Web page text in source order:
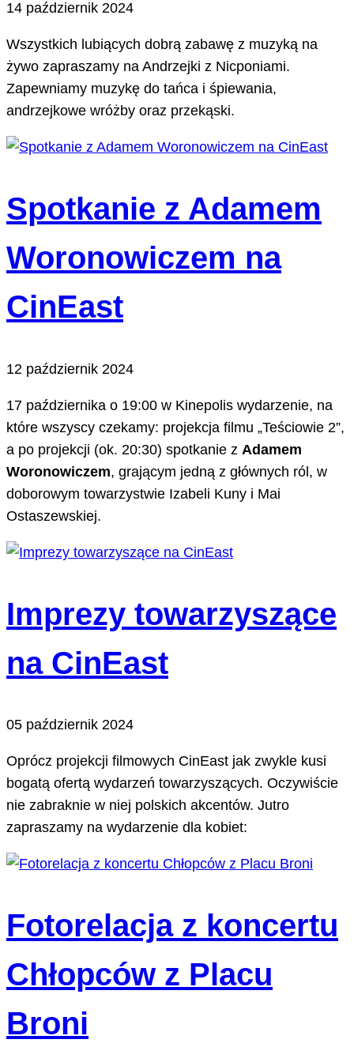
14 październik 2024
Wszystkich lubiących dobrą zabawę z muzyką na
żywo zapraszamy na Andrzejki z Nicponiami.
Zapewniamy muzykę do tańca i śpiewania,
andrzejkowe wróżby oraz przekąski.
Spotkanie z Adamem
Woronowiczem na
CinEast
12 październik 2024
17 października o 19:00 w Kinepolis wydarzenie, na
które wszyscy czekamy: projekcja filmu „Teściowie 2”,
a po projekcji (ok. 20:30) spotkanie z Adamem
Woronowiczem, grającym jedną z głównych ról, w
doborowym towarzystwie Izabeli Kuny i Mai
Ostaszewskiej.
Imprezy towarzyszące
na CinEast
05 październik 2024
Oprócz projekcji filmowych CinEast jak zwykle kusi
bogatą ofertą wydarzeń towarzyszących. Oczywiście
nie zabraknie w niej polskich akcentów. Jutro
zapraszamy na wydarzenie dla kobiet:
Fotorelacja z koncertu
Chłopców z Placu
Broni